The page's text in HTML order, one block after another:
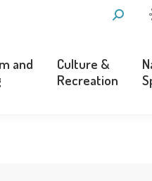
and
Culture &
Recreation